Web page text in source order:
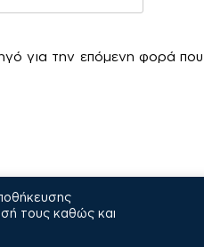
για την επόμενη φορά που
τους καθώς και